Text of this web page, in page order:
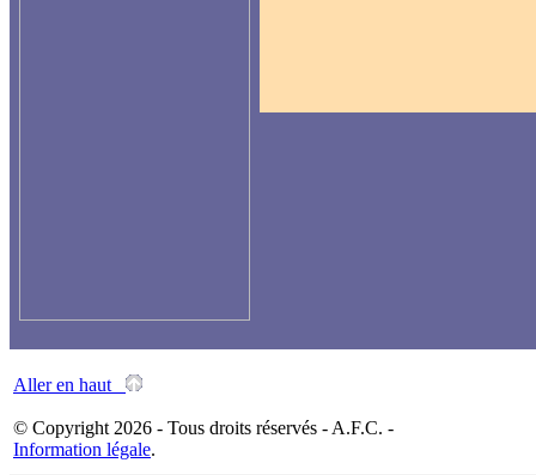
Aller en haut
© Copyright 2026 - Tous droits réservés - A.F.C. -
Information légale.